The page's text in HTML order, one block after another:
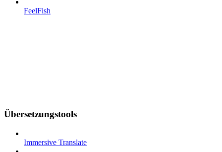
FeelFish
Übersetzungstools
Immersive Translate